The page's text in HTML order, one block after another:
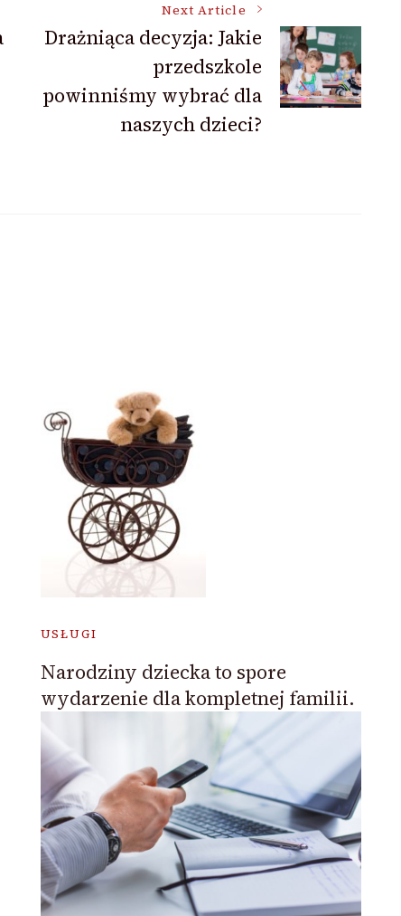
Next Article
Drażniąca decyzja: Jakie
przedszkole
powinniśmy wybrać dla
naszych dzieci?
USŁUGI
Narodziny dziecka to spore
wydarzenie dla kompletnej familii.